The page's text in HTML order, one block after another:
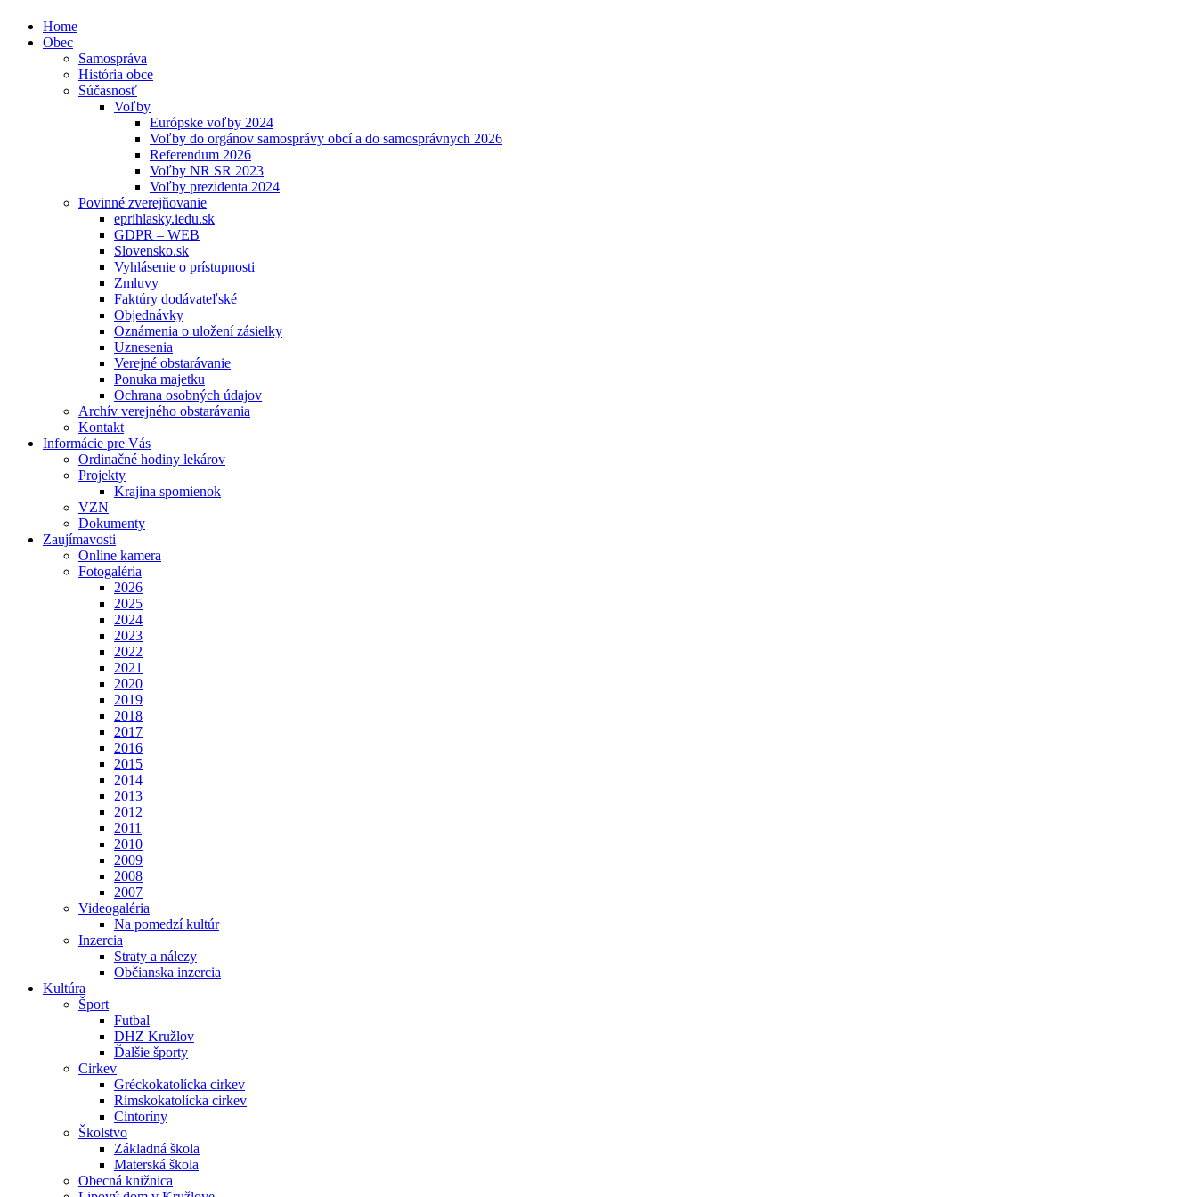
Home
Obec
Samospráva
História obce
Súčasnosť
Voľby
Európske voľby 2024
Voľby do orgánov samosprávy obcí a do samosprávnych 2026
Referendum 2026
Voľby NR SR 2023
Voľby prezidenta 2024
Povinné zverejňovanie
eprihlasky.iedu.sk
GDPR – WEB
Slovensko.sk
Vyhlásenie o prístupnosti
Zmluvy
Faktúry dodávateľské
Objednávky
Oznámenia o uložení zásielky
Uznesenia
Verejné obstarávanie
Ponuka majetku
Ochrana osobných údajov
Archív verejného obstarávania
Kontakt
Informácie pre Vás
Ordinačné hodiny lekárov
Projekty
Krajina spomienok
VZN
Dokumenty
Zaujímavosti
Online kamera
Fotogaléria
2026
2025
2024
2023
2022
2021
2020
2019
2018
2017
2016
2015
2014
2013
2012
2011
2010
2009
2008
2007
Videogaléria
Na pomedzí kultúr
Inzercia
Straty a nálezy
Občianska inzercia
Kultúra
Šport
Futbal
DHZ Kružlov
Ďalšie športy
Cirkev
Gréckokatolícka cirkev
Rímskokatolícka cirkev
Cintoríny
Školstvo
Základná škola
Materská škola
Obecná knižnica